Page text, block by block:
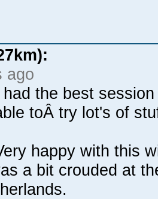
ago
had the best
toÂ try lot's of
happy with this
a bit crouded at